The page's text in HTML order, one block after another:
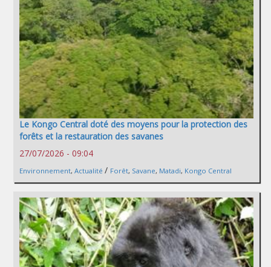
Le Kongo Central doté des moyens pour la protection des
forêts et la restauration des savanes
27/07/2026 - 09:04
Environnement, Actualité / Forêt, Savane, Matadi, Kongo Central